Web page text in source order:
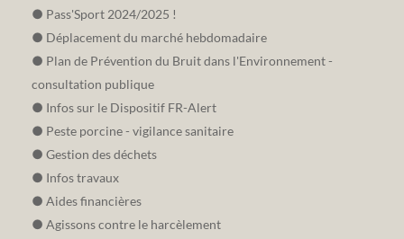
Pass'Sport 2024/2025 !
Déplacement du marché hebdomadaire
Plan de Prévention du Bruit dans l'Environnement -
consultation publique
Infos sur le Dispositif FR-Alert
Peste porcine - vigilance sanitaire
Gestion des déchets
Infos travaux
Aides financières
Agissons contre le harcèlement